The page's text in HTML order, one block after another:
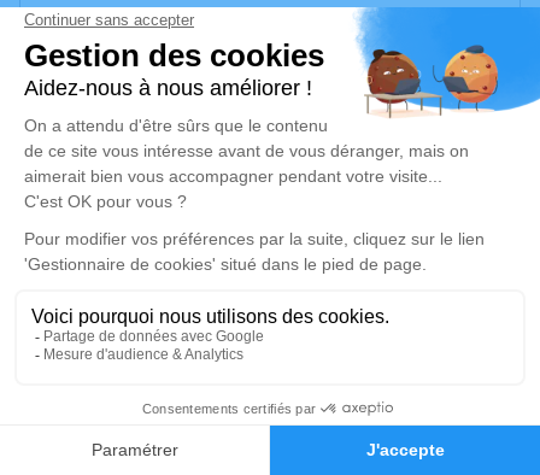
Faire-part Hommages
vos condoléances, partager des photos souvenirs, une
anecdote ou exprimer vos pensées à travers des
poèmes ou des textes. Cet endroit est un lieu
d'expression dédié à honorer la mémoire de Paul
JOUVISHOMME.
Un service de plantation d’arbre hommage est
disponible ici.
Je rends hommage
Cérémonie civile
Crématorium Amable Tuisat de Clermont-
Ferrand